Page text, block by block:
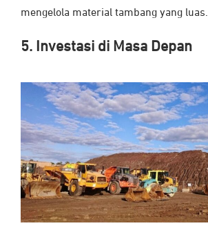
mengelola material tambang yang luas.
5. Investasi di Masa Depan